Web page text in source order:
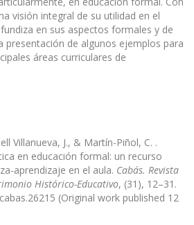
visión integral de su utilidad en el
en sus aspectos formales y de
presentación de algunos ejemplos para
áreas curriculares de
Villanueva, J., & Martín-Piñol, C. .
en educación formal: un recurso
aprendizaje en el aula. Cabás. Revista
Histórico-Educativo, (31), 12–31.
(Original work published 12